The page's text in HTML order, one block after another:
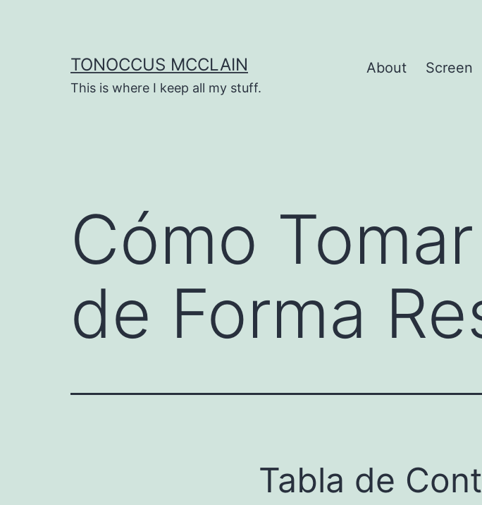
TONOCCUS MCCLAIN
This is where I keep all my stuff.
About Screen
Cómo
de Forma
Tabla de